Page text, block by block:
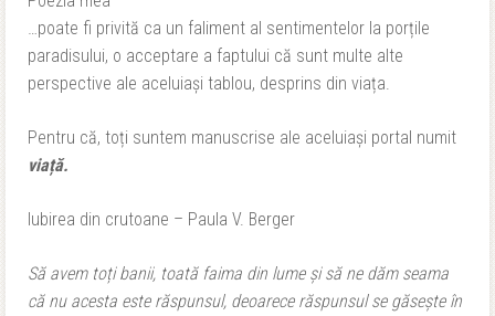
…poate fi privită ca un faliment al sentimentelor la porțile
paradisului, o acceptare a faptului că sunt multe alte
perspective ale aceluiași tablou, desprins din viața.
Pentru că, toți suntem manuscrise ale aceluiași portal numit
viață.
Iubirea din crutoane – Paula V. Berger
Să avem toți banii, toată faima din lume și să ne dăm seama
că nu acesta este răspunsul, deoarece răspunsul se găsește în